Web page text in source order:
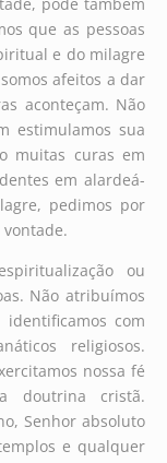
que as pessoas
e do milagre
afeitos a dar
aconteçam. Não
estimulamos sua
muitas curas em
em alardeá-
pedimos por
vontade.
ou
Não atribuímos
com
religiosos.
nossa fé
doutrina cristã.
Senhor absoluto
e qualquer